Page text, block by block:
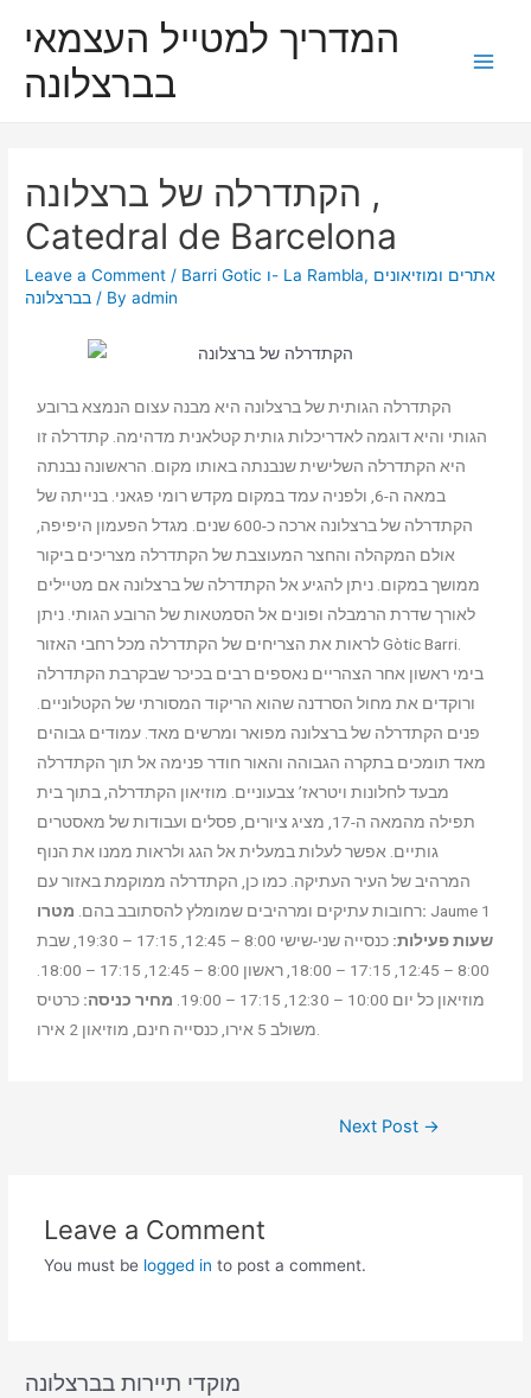
המדריך למטייל העצמאי
בברצלונה
הקתדרלה של ברצלונה ,
Catedral de Barcelona
Leave a Comment / Barri Gotic ו- La Rambla, אתרים ומוזיאונים
בברצלונה / Byadmin
הקתדרלה הגותית של ברצלונה היא מבנה עצום הנמצא ברובע
הגותי והיא דוגמה לאדריכלות גותית קטלאנית מדהימה. קתדרלה זו
היא הקתדרלה השלישית שנבנתה באותו מקום. הראשונה נבנתה
במאה ה-6, ולפניה עמד במקום מקדש רומי פגאני. בנייתה של
הקתדרלה של ברצלונה ארכה כ-600 שנים. מגדל הפעמון היפיפה,
אולם המקהלה והחצר המעוצבת של הקתדרלה מצריכים ביקור
ממושך במקום. ניתן להגיע אל הקתדרלה של ברצלונה אם מטיילים
לאורך שדרת הרמבלה ופונים אל הסמטאות של הרובע הגותי. ניתן
לראות את הצריחים של הקתדרלה מכל רחבי האזור Gòtic Barri.
בימי ראשון אחר הצהריים נאספים רבים בכיכר שבקרבת הקתדרלה
ורוקדים את מחול הסרדנה שהוא הריקוד המסורתי של הקטלוניים.
פנים הקתדרלה של ברצלונה מפואר ומרשים מאד. עמודים גבוהים
מאד תומכים בתקרה הגבוהה והאור חודר פנימה אל תוך הקתדרלה
מבעד לחלונות ויטראז’ צבעוניים. מוזיאון הקתדרלה, בתוך בית
תפילה מהמאה ה-17, מציג ציורים, פסלים ועבודות של מאסטרים
גותיים. אפשר לעלות במעלית אל הגג ולראות ממנו את הנוף
המרהיב של העיר העתיקה. כמו כן, הקתדרלה ממוקמת באזור עם
רחובות עתיקים ומרהיבים שמומלץ להסתובב בהם.מטרו: Jaume 1
שעות פעילות:
כנסייה שני-שישי 8:00 – 12:45, 17:15 – 19:30, שבת
מוזיאון כל יום 10:00 – 12:30, 17:15 – 19:00.
מחיר כניסה: כרטיס
Next Post →
Leave a Comment
You must be logged in to post a comment.
מוקדי תיירות בברצלונה